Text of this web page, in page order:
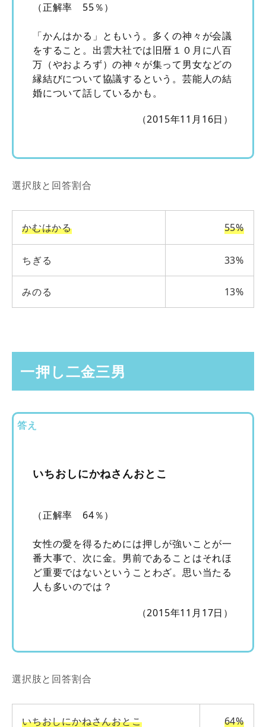
（正解率 55％）
「かんはかる」ともいう。多くの神々が会議
をすること。出雲大社では旧暦１０月に八百
万（やおよろず）の神々が集って男女などの
縁結びについて協議するという。芸能人の結
婚について話しているかも。
（2015年11月16日）
選択肢と回答割合
かむはかる 55%
ちぎる 33%
みのる 13%
一押し二金三男
答え
いちおしにかねさんおとこ
（正解率 64％）
女性の愛を得るためには押しが強いことが一
番大事で、次に金。男前であることはそれほ
ど重要ではないということわざ。思い当たる
人も多いのでは？
（2015年11月17日）
選択肢と回答割合
いちおしにかねさんおとこ 64%